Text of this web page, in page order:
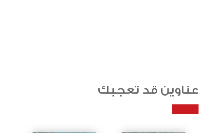
عناوين قد تعجبك